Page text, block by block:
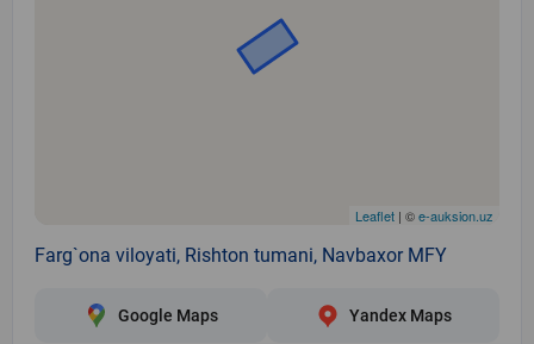
Leaflet | ©e-auksion.uz
Farg`ona viloyati, Rishton tumani, Navbaxor MFY
Google Maps Yandex Maps